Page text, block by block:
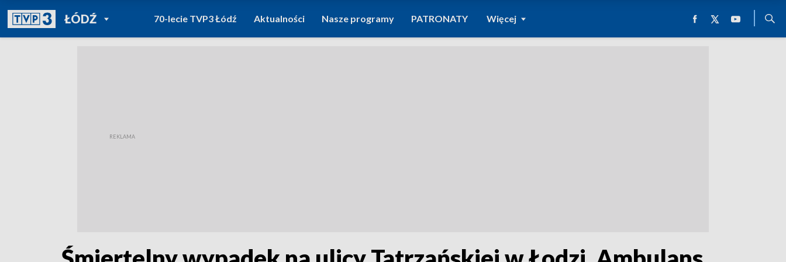
ŁÓDŹPOWRÓT DO
TVP REGIONY
70-lecie TVP3 Łódź Aktualności Nasze programy PATRONATY Więcej